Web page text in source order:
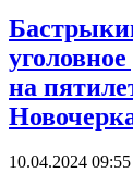
на
10.04.2024 09:55